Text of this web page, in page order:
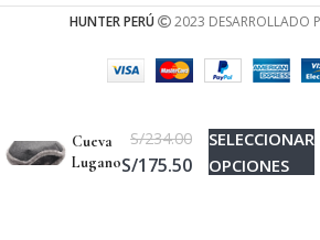
HUNTER PERÚ 2023 DESARROLLADO
Cueva
Lugano
S/234.00
S/175.50
SELECCIONAR
OPCIONES